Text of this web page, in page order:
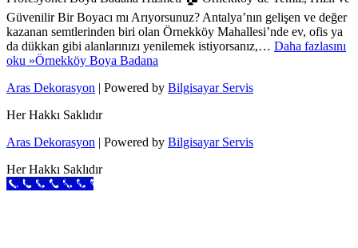
Güvenilir Bir Boyacı mı Arıyorsunuz? Antalya’nın gelişen ve değer
kazanan semtlerinden biri olan Örnekköy Mahallesi’nde ev, ofis ya
da dükkan gibi alanlarınızı yenilemek istiyorsanız,… Daha fazlasını
oku »Örnekköy Boya Badana
Aras Dekorasyon | Powered by Bilgisayar Servis
Her Hakkı Saklıdır
Aras Dekorasyon | Powered by Bilgisayar Servis
Her Hakkı Saklıdır
Call Now Button